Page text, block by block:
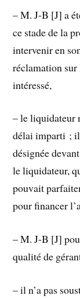
– M. J-B [J] a
ce stade de la
intervenir en
réclamation sur
intéressé,
– le liquidateur
délai imparti ; il
désignée
le liquidateur,
pouvait
pour financer
– M. J-B [J]
qualité de
– il n’a pas